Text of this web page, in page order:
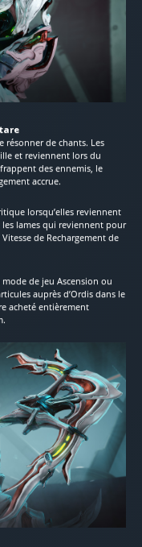
résonner de chants. Les
et reviennent lors du
des ennemis, le
accrue.
lorsqu’elles reviennent
les lames qui reviennent pour
de Rechargement de
de jeu Ascension ou
auprès d’Ordis dans le
acheté entièrement